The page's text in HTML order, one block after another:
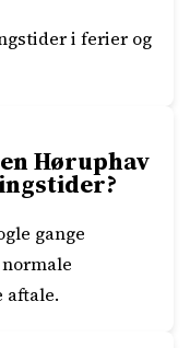
i ferier og
Høruphav
gange
aftale.